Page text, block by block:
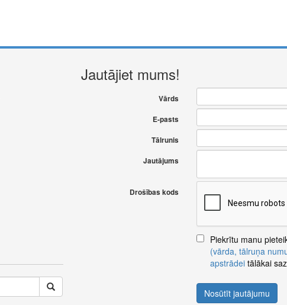
Jautājiet mums!
Vārds
E-pasts
Tālrunis
Jautājums
Drošības kods
Piekrītu manu
(vārda, tālruņa
apstrādeitālākai
Nosūtīt jautājumu